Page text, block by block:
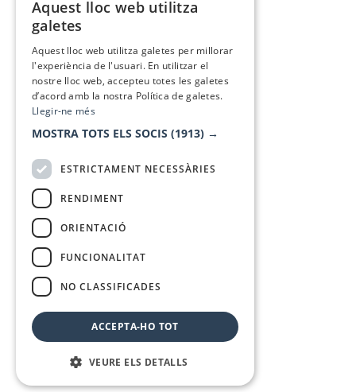
Aquest lloc web utilitza
galetes
Aquest lloc web utilitza galetes per millorar
l'experiència de l'usuari. En utilitzar el
nostre lloc web, accepteu totes les galetes
d’acord amb la nostra Política de galetes.
Llegir-ne més
MOSTRA TOTS ELS SOCIS (1913) →
ESTRICTAMENT NECESSÀRIES
RENDIMENT
ORIENTACIÓ
FUNCIONALITAT
NO CLASSIFICADES
ACCEPTA-HO TOT
VEURE ELS DETALLS